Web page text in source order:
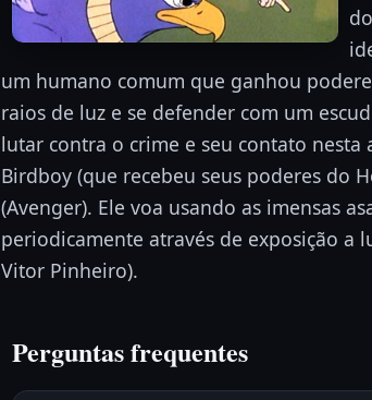
um humano comum que ganhou
raios de luz e se defender com um
lutar contra o crime e seu contato nesta
Birdboy (que recebeu seus poderes do
(Avenger). Ele voa usando as imensas
periodicamente através de exposição a
Vitor Pinheiro).
Perguntas frequentes